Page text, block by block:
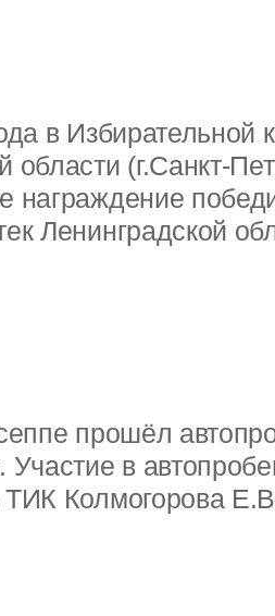
в Избирательной
области (г.Санкт-
награждение
Ленинградской
прошёл
в
ТИК Колмогорова